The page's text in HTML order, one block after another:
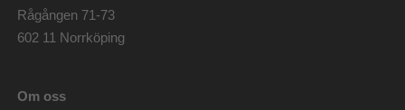
Rågången 71-73
602 11 Norrköping
Om oss